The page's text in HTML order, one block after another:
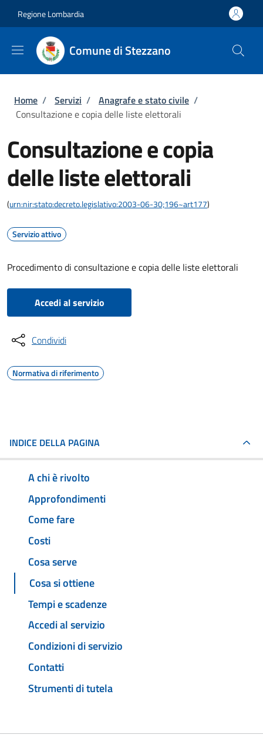
Regione Lombardia
Comune di Stezzano
Briciole di pane
Home / Servizi / Anagrafe e stato civile /
Consultazione e copia delle liste elettorali
Consultazione e copia
delle liste elettorali
(urn:nir:stato:decreto.legislativo:2003-06-30;196~art177)
Servizio attivo
Procedimento di consultazione e copia delle liste elettorali
Accedi al servizio
Condividi
Normativa di riferimento
INDICE DELLA PAGINA
A chi è rivolto
Approfondimenti
Come fare
Costi
Cosa serve
Cosa si ottiene
Tempi e scadenze
Accedi al servizio
Condizioni di servizio
Contatti
Strumenti di tutela